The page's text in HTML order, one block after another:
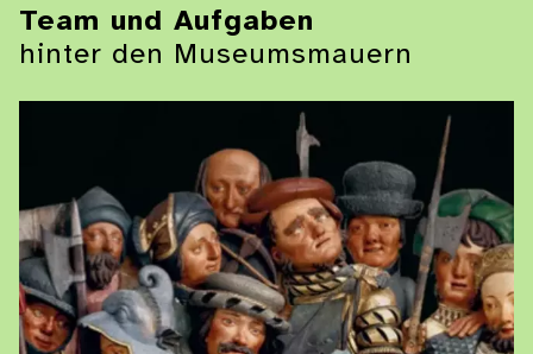
Team und Aufgaben
hinter den Museumsmauern